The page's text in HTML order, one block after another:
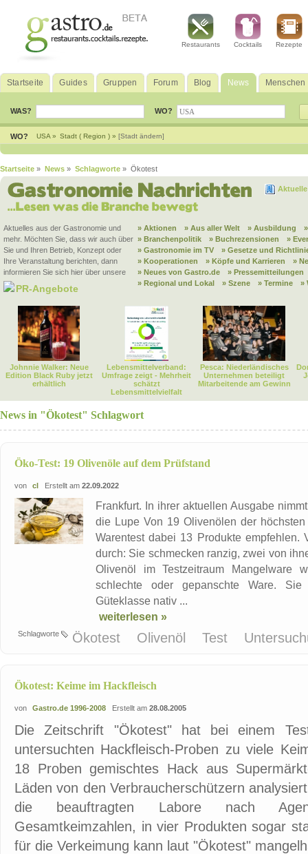
Restaurants Cocktails Rezepte
Startseite Guides Gruppen Forum Blog News Menschen
WAS? WO?
WO? USA » Stadt ( Region ) » [Stadt ändern]
Startseite » News » Schlagworte » Ökotest
Aktuelles aus der Gastronomie und
mehr. Möchten Sie, dass wir auch über
Sie und Ihren Betrieb, Konzept oder
Ihre Veranstaltung berichten, dann
informieren Sie sich hier über unsere
PR-Angebote
» Aktionen » Aus aller Welt » Ausbildung
» Branchenpolitik
» Buchrezensionen
»
» Gastronomie im TV
» Gesetze und
» Kooperationen
» Köpfe und Karrieren
»
» Neues von Gastro.de
» Pressemitteilungen
» Regional und Lokal
» Szene » Termine »
Johnnie Walker: Neue
Edition Black Ruby jetzt
erhältlich
Lebensmittelverband:
Umfrage zeigt - Mehrheit
schätzt
Lebensmittelvielfalt
Pesca: Niederländisches
Unternehmen beteiligt
Mitarbeitende am Gewinn
News in "Ökotest" Schlagwort
Öko-Test: 19 Olivenöle auf dem Prüfstand
von cl Erstellt am 22.09.2022
Frankfurt. In ihrer aktuellen Ausgabe
die Lupe Von 19 Olivenölen der
Warentest dabei 13 Produkte
durch: Sie schmecken ranzig, zwei von
Olivenöl im Testzeitraum Mangelware
schlechte oder gepanschte Ware.
Güteklasse nativ ...
weiterlesen »
Schlagworte Ökotest Olivenöl Test
Ökotest: Keime im Hackfleisch
von Gastro.de 1996-2008 Erstellt am 28.08.2005
Die Zeitschrift "Ökotest" hat bei einem
untersuchten Hackfleisch-Proben zu viele
18 Proben gemischtes Hack aus
Läden von den Verbraucherschützern
die beauftragten Labore nach
Gesamtkeimzahlen, in vier Produkten sogar
für die Verkeimung kann laut "Ökotest"